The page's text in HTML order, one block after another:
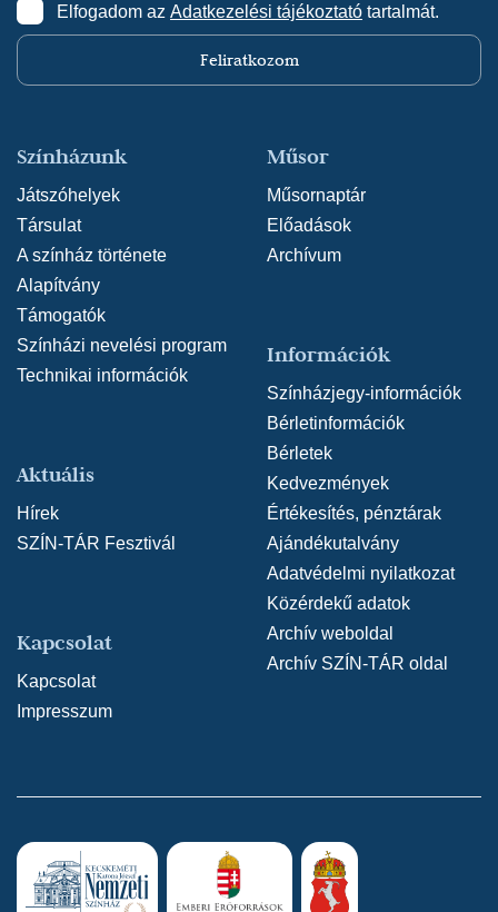
Elfogadom az Adatkezelési tájékoztató tartalmát.
Feliratkozom
Színházunk
Játszóhelyek
Társulat
A színház története
Alapítvány
Támogatók
Színházi nevelési program
Technikai információk
Műsor
Műsornaptár
Előadások
Archívum
Aktuális
Hírek
SZÍN-TÁR Fesztivál
Információk
Színházjegy-információk
Bérletinformációk
Bérletek
Kedvezmények
Értékesítés, pénztárak
Ajándékutalvány
Adatvédelmi nyilatkozat
Közérdekű adatok
Archív weboldal
Archív SZÍN-TÁR oldal
Kapcsolat
Kapcsolat
Impresszum